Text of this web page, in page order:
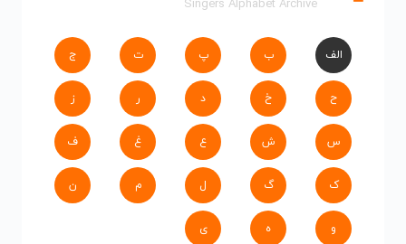
الف ب پ ت ج
ح خ د ر ز
س ش ع غ ف
ک گ ل م ن
و ه ی